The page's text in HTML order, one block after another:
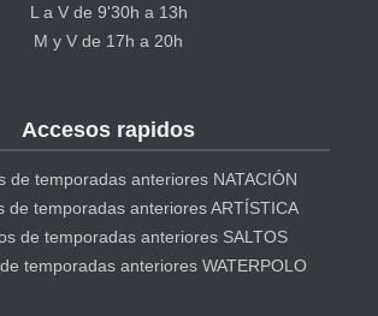
L a V de 9'30h a 13h
M y V de 17h a 20h
Accesos rapidos
de temporadas anteriores NATACIÓN
de temporadas anteriores ARTÍSTICA
de temporadas anteriores SALTOS
temporadas anteriores WATERPOLO